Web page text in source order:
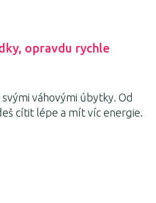
opravdu rychle
váhovými úbytky. Od
cítit lépe a mít víc energie.